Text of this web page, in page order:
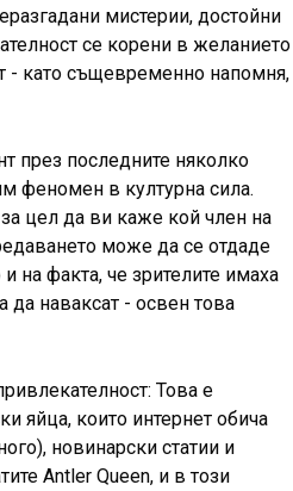
мистерии, достойни
се корени в желанието
- като същевременно напомня,
през последните няколко
феномен в културна сила.
цел да ви каже кой член на
може да се отдаде
и на факта, че зрителите имаха
да наваксат - освен това
Това е
яйца, които интернет обича
новинарски статии и
Antler Queen, и в този